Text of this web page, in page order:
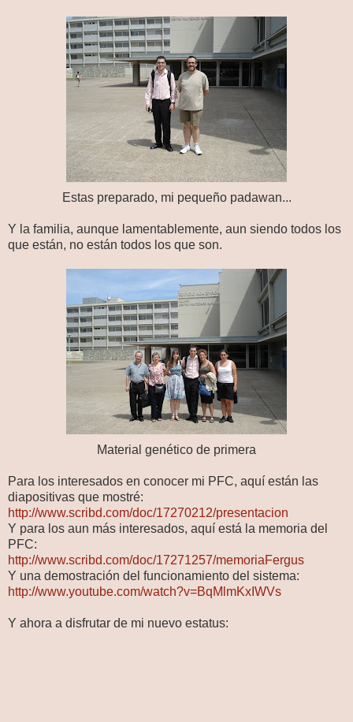
Estas preparado, mi pequeño padawan...
Y la familia, aunque lamentablemente, aun siendo todos los
que están, no están todos los que son.
Material genético de primera
Para los interesados en conocer mi PFC, aquí están las
diapositivas que mostré:
http://www.scribd.com/doc/17270212/presentacion
Y para los aun más interesados, aquí está la memoria del
PFC:
http://www.scribd.com/doc/17271257/memoriaFergus
Y una demostración del funcionamiento del sistema:
http://www.youtube.com/watch?v=BqMlmKxIWVs
Y ahora a disfrutar de mi nuevo estatus: